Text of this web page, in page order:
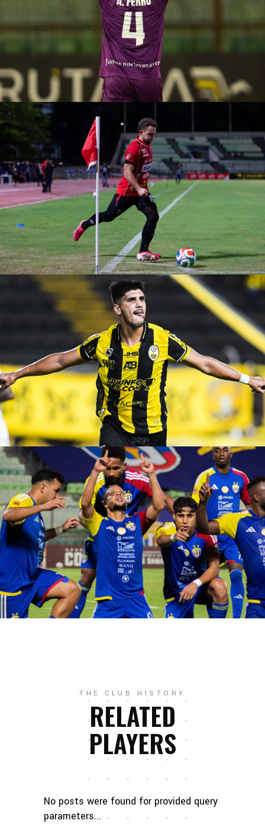
THE CLUB HISTORY
RELATED
PLAYERS
No posts were found for provided query
parameters...